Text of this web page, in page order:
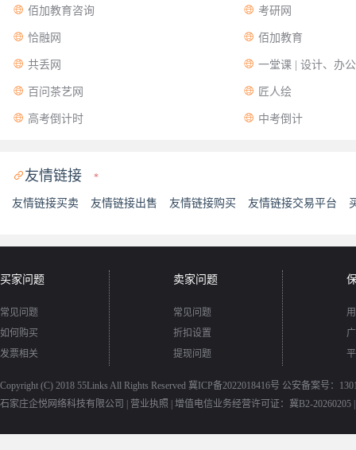
 佰加教育咨询  考研网
 恰融网  佰加教育
 共丢网  一堂课 | 设计、办
 百问茶艺网  匠人绘
 高考倒计时  中考倒计
友情链接 *
友情链接买卖 友情链接出售 友情链接购买 友情链接交易平台
买家问题
常见问题
如何购买
发票相关
卖家问题
常见问题
折扣设置
提现问题
Copyright (C) 2018 55Links All Rights Reserved 冀ICP备2022018416号 公安备案号：
石家庄企悦网络科技有限公司 | 营业执照 增值电信业务经营许可证：冀B2-20260205